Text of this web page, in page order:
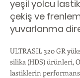
yeşil yolcu
çekiş ve
yuvarlanma
ULTRASIL 320 GR
silika (HDS) ürünleri,
lastiklerin